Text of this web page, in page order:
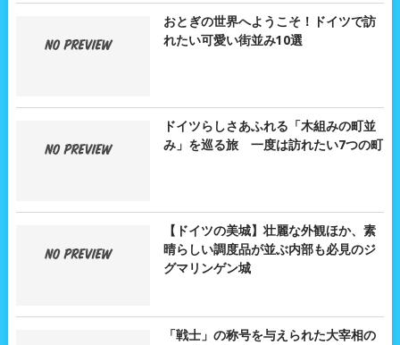
おとぎの世界へようこそ！ドイツで訪
れたい可愛い街並み10選
ドイツらしさあふれる「木組みの町並
み」を巡る旅 一度は訪れたい7つの町
【ドイツの美城】壮麗な外観ほか、素
晴らしい調度品が並ぶ内部も必見のジ
グマリンゲン城
「戦士」の称号を与えられた大宰相の